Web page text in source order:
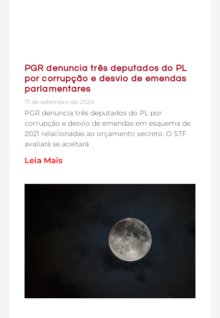
PGR denuncia três deputados do PL
por corrupção e desvio de emendas
parlamentares
17 de setembro de 2024
PGR denuncia três deputados do PL por
corrupção e desvio de emendas em esquema de
2021 relacionadas ao orçamento secreto. O STF
avaliará se aceitará
Leia Mais